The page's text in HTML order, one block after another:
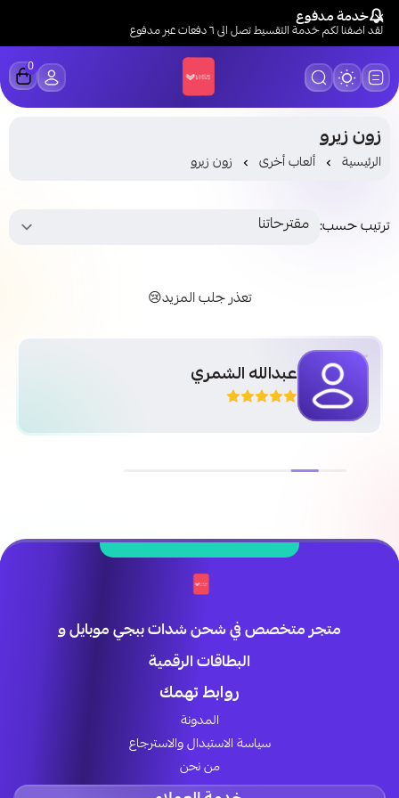
خدمة مدفوع
لقد اضفنا لكم خدمة التقسيط تصل الى ٦ دفعات عبر مدفوع
LUCK STORE
0
زون زيرو
الرئيسية ألعاب أخرى زون زيرو
ترتيب حسب:
تعذر جلب المزيد😢
عبدالله الشمري
متجر متخصص في شحن شدات ببجي موبايل و
البطاقات الرقمية
روابط تهمك
المدونة
سياسة الاستبدال والاسترجاع
من نحن